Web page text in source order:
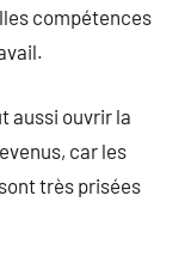
compétences
aussi ouvrir la
car les
très prisées